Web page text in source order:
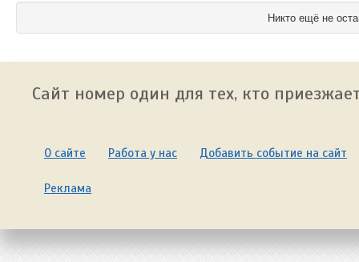
Никто ещё не
Сайт номер один для тех, кто
О сайте Работа у нас Добавить событие на сайт
Реклама